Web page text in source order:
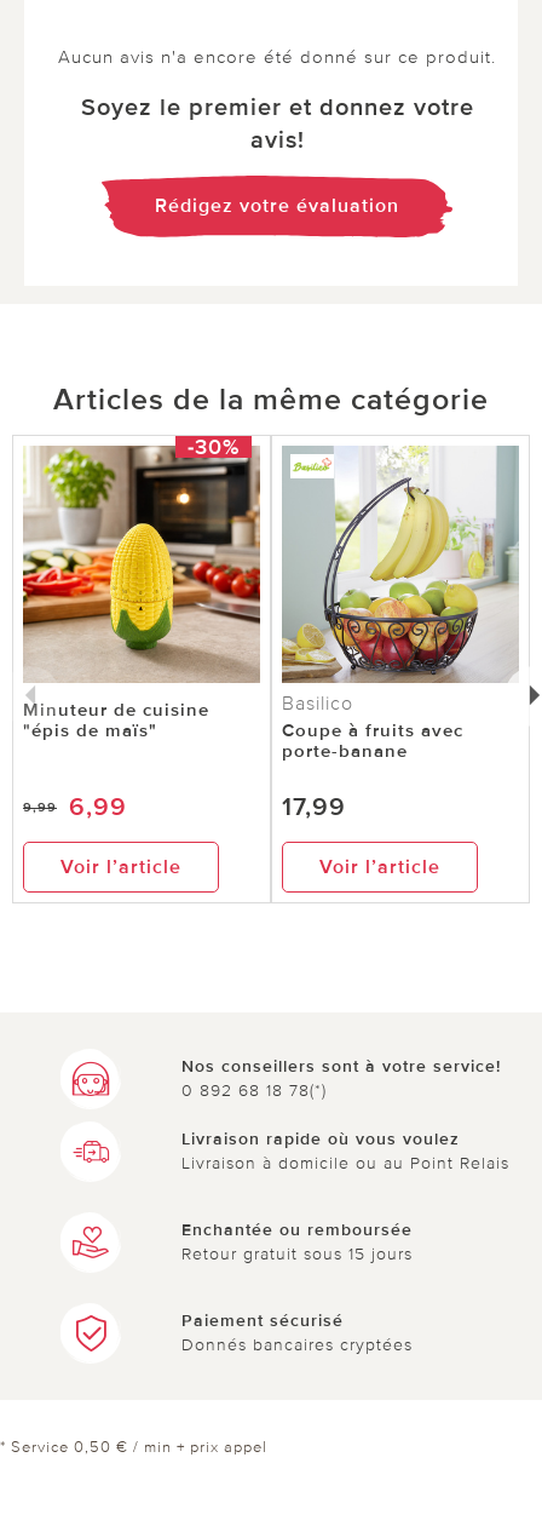
Aucun avis n'a encore été donné sur ce produit.
Soyez le premier et donnez votre
avis!
Rédigez votre évaluation
Articles de la même catégorie
-30%
Minuteur de cuisine
"épis de maïs"
9,99 6,99
Voir l’article
Basilico
Coupe à fruits avec
porte-banane
17,99
Voir l’article
Nos conseillers sont à votre service!
0 892 68 18 78(*)
Livraison rapide où vous voulez
Livraison à domicile ou au Point Relais
Enchantée ou remboursée
Retour gratuit sous 15 jours
Paiement sécurisé
Donnés bancaires cryptées
* Service 0,50 € / min + prix appel